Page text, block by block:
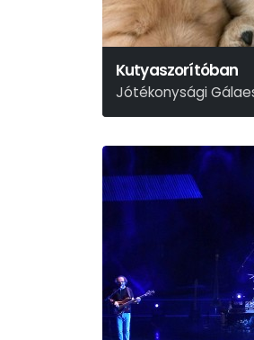
Kutyaszorítóban
Jótékonysági